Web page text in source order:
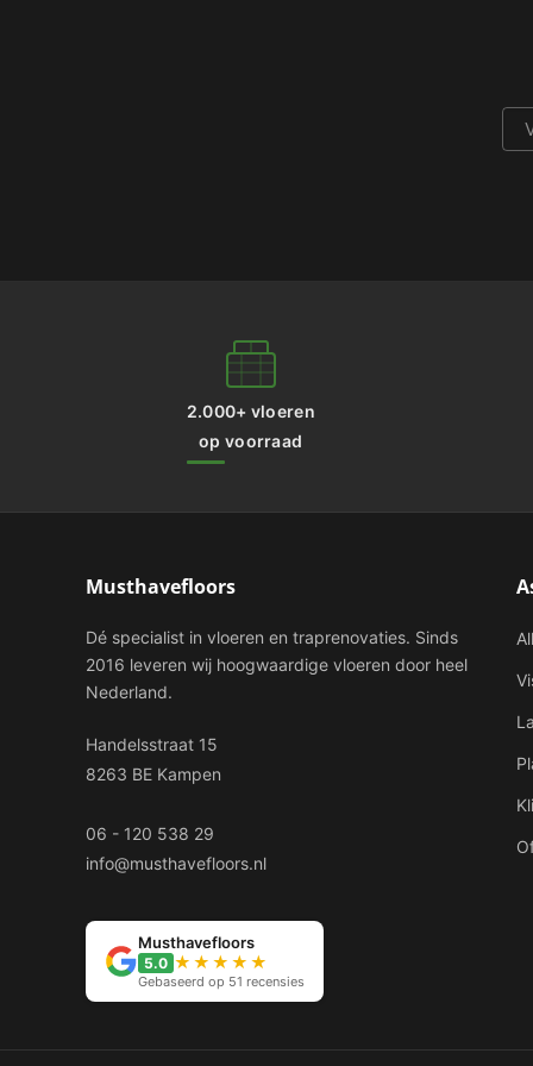
2.000+ vloeren
op voorraad
Musthavefloors
Dé specialist in vloeren en traprenovaties. Sinds
2016 leveren wij hoogwaardige vloeren door heel
Nederland.
Handelsstraat 15
8263 BE Kampen
06 - 120 538 29
info@musthavefloors.nl
Musthavefloors
5.0 ★★★★★
Gebaseerd op 51 recensies